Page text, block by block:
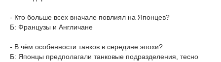
- Кто больше всех вначале повлиял на Японцев?
Б: Французы и Англичане
- В чём особенности танков в середине эпохи?
Б: Японцы предполагали танковые подразделения, тесно